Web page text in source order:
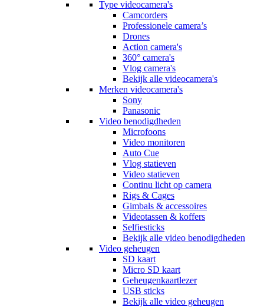
Type videocamera's
Camcorders
Professionele camera’s
Drones
Action camera's
360° camera's
Vlog camera's
Bekijk alle videocamera's
Merken videocamera's
Sony
Panasonic
Video benodigdheden
Microfoons
Video monitoren
Auto Cue
Vlog statieven
Video statieven
Continu licht op camera
Rigs & Cages
Gimbals & accessoires
Videotassen & koffers
Selfiesticks
Bekijk alle video benodigdheden
Video geheugen
SD kaart
Micro SD kaart
Geheugenkaartlezer
USB sticks
Bekijk alle video geheugen